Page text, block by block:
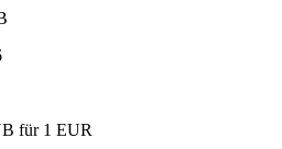
für 1 EUR